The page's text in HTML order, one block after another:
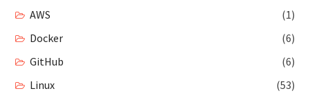
AWS
(1)
Docker
(6)
GitHub
(6)
Linux
(53)